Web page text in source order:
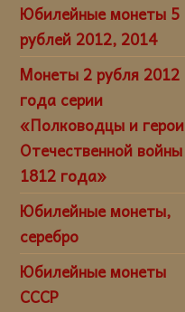
Юбилейные монеты 5
рублей 2012, 2014
Монеты 2 рубля 2012
года серии
«Полководцы и герои
Отечественной войны
1812 года»
Юбилейные монеты,
серебро
Юбилейные монеты
СССР